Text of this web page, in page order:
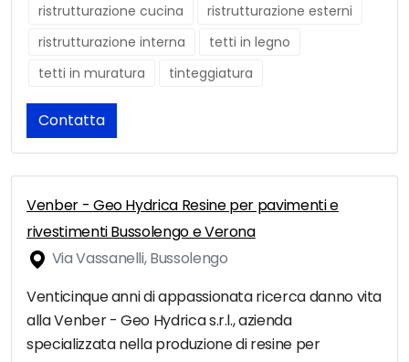
ristrutturazione cucina
ristrutturazione esterni
ristrutturazione interna
tetti in legno
tetti in muratura
tinteggiatura
Contatta
Venber - Geo Hydrica Resine per pavimenti e
rivestimenti Bussolengo e Verona
Via Vassanelli, Bussolengo
Venticinque anni di appassionata ricerca danno vita
alla Venber - Geo Hydrica s.r.l., azienda
specializzata nella produzione di resine per